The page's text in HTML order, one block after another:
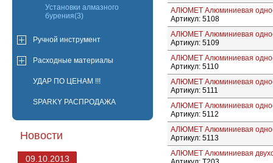
Установки алмазного
бурения(3)
Ручной инструмент
Расходные материалы
УДАР ПО ЦЕНАМ !!!
SPARKY РАСПРОДАЖА
Новости
09.10.2013
АЛЮМЕТ Алюминиевая
Артикул: 5108
АЛЮМЕТ Алюминиевая
Артикул: 5109
АЛЮМЕТ Алюминиевая
Артикул: 5110
АЛЮМЕТ Алюминиевая
Артикул: 5111
АЛЮМЕТ Алюминиевая
Артикул: 5112
АЛЮМЕТ Алюминиевая
Артикул: 5113
АЛЮМЕТ Алюминиевая